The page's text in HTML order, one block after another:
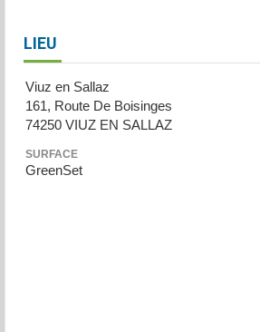
LIEU
Viuz en Sallaz
161, Route De Boisinges
74250 VIUZ EN SALLAZ
SURFACE
GreenSet